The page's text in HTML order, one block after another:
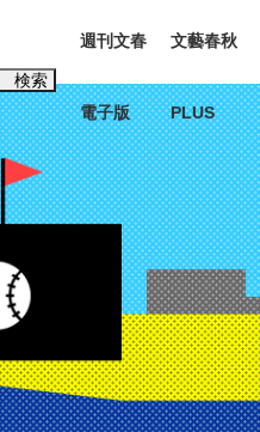
検索
週刊文春
電子版
文藝春秋
PLUS